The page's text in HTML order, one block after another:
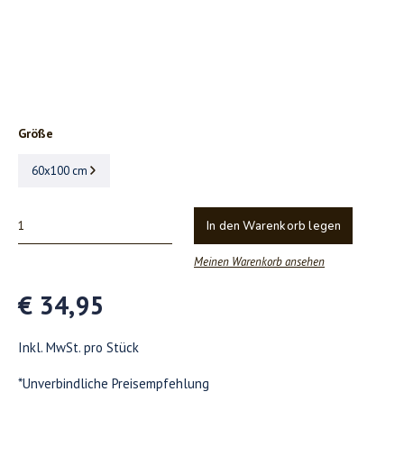
Größe
60x100 cm
In den Warenkorb legen
Meinen Warenkorb ansehen
€ 34,95
Inkl. MwSt. pro Stück
*Unverbindliche Preisempfehlung